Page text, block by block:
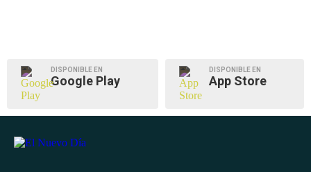
DISPONIBLE EN
Google Play
DISPONIBLE EN
App Store